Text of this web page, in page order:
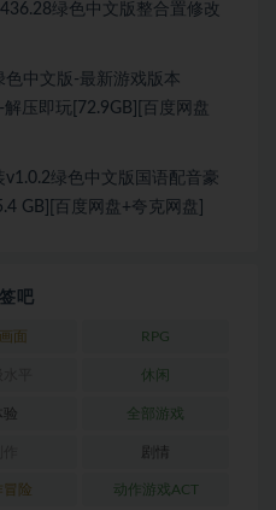
绿色中文版整合置修改
色中文版-最新游戏版本
压即玩[72.9GB][百度网盘
v1.0.2绿色中文版国语配音豪
GB][百度网盘+夸克网盘]
吧
面 RPG
休闲
验 全部游戏
剧情
冒险 动作游戏ACT